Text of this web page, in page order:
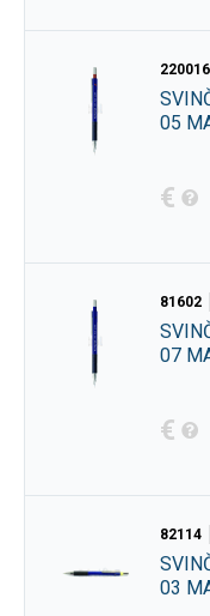
220016
05
€
81602
07
€
82114
03